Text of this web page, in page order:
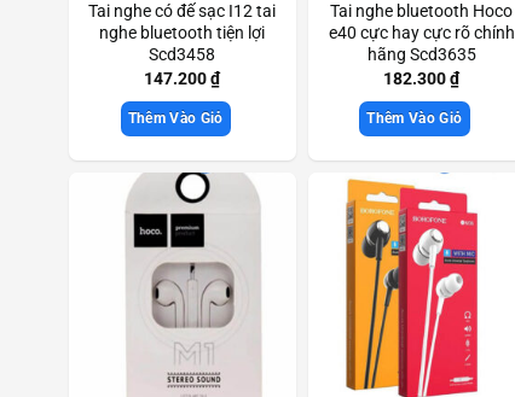
Tai nghe có đế sạc I12 tai
nghe bluetooth tiện lợi
Scd3458
147.200₫
Thêm Vào Giỏ
Tai nghe bluetooth Hoco
e40 cực hay cực rõ chính
hãng Scd3635
182.300₫
Thêm Vào Giỏ